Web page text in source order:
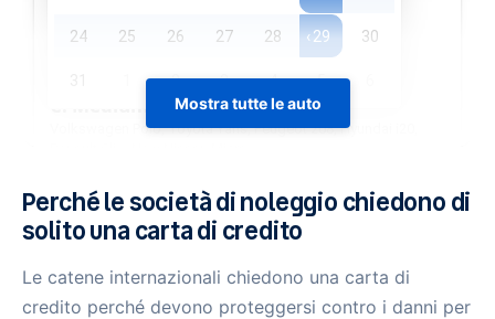
Mostra tutte le auto
Perché le società di noleggio chiedono di
solito una carta di credito
Le catene internazionali chiedono una carta di
credito perché devono proteggersi contro i danni per